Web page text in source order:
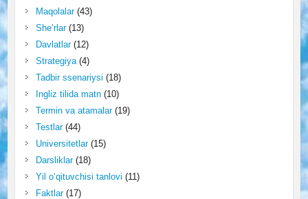
Maqolalar(43)
She’rlar(13)
Davlatlar(12)
Strategiya(4)
Tadbir ssenariysi (18)
Ingliz tilida matn(10)
Termin va atamalar(19)
Testlar(44)
Universitetlar(15)
Darsliklar(18)
Yil o‘qituvchisi tanlovi (11)
Faktlar(17)